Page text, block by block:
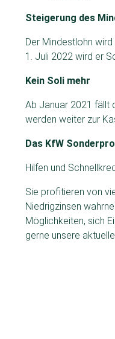
Steigerung des
Der Mindestlohn
1. Juli 2022 wird er
Kein Soli mehr
Ab Januar 2021 fällt
werden weiter zur
Das KfW
Hilfen und
Sie profitieren von
Niedrigzinsen
Möglichkeiten, sich
gerne unsere aktuelle